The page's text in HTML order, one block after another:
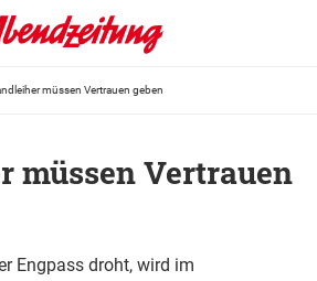
müssen Vertrauen geben
müssen Vertrauen
Engpass droht, wird im